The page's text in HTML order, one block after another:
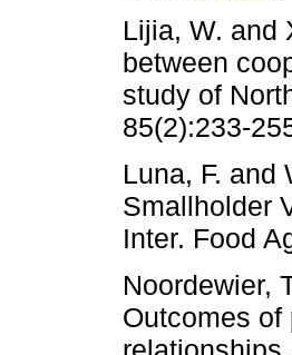
Lijia, W. and
between
study of
85(2):233-
Luna, F. and
Smallholder
Inter. Food
Noordewier,
Outcomes